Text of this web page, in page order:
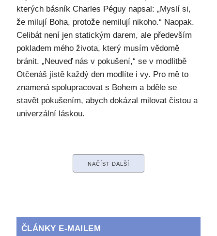
kterých básník Charles Péguy napsal: „Myslí si,
že milují Boha, protože nemilují nikoho.“ Naopak.
Celibát není jen statickým darem, ale především
pokladem mého života, který musím vědomě
bránit. „Neuveď nás v pokušení,“ se v modlitbě
Otčenáš jistě každý den modlíte i vy. Pro mě to
znamená spolupracovat s Bohem a bděle se
stavět pokušením, abych dokázal milovat čistou a
univerzální láskou.
NAČÍST DALŠÍ
ČLÁNKY E-MAILEM